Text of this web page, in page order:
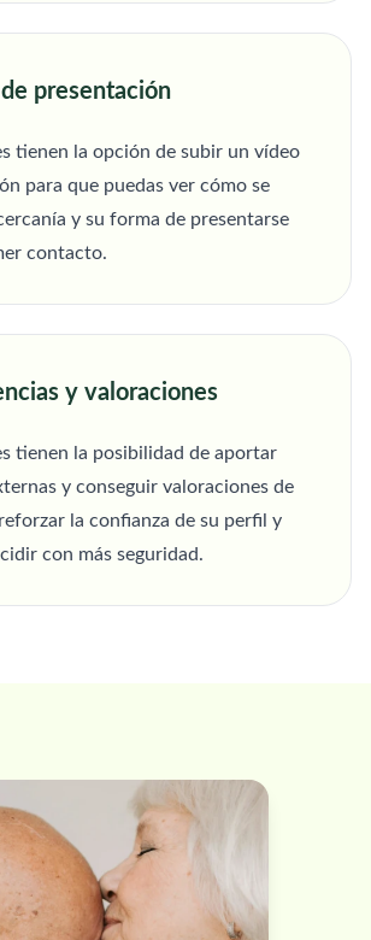
presentación
tienen la opción de subir un vídeo
para que puedas ver cómo se
y su forma de presentarse
contacto.
y valoraciones
tienen la posibilidad de aportar
y conseguir valoraciones de
la confianza de su perfil y
con más seguridad.